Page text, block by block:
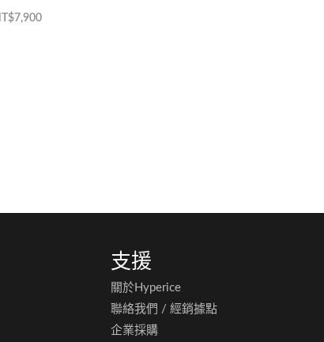
7,900
支援
關於Hyperice
聯絡我們 / 經銷據點
企業採購